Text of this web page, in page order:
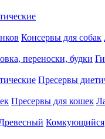
Консервы для собак
переноски, будки
Пресервы
Пресервы для кошек
Комкующийся